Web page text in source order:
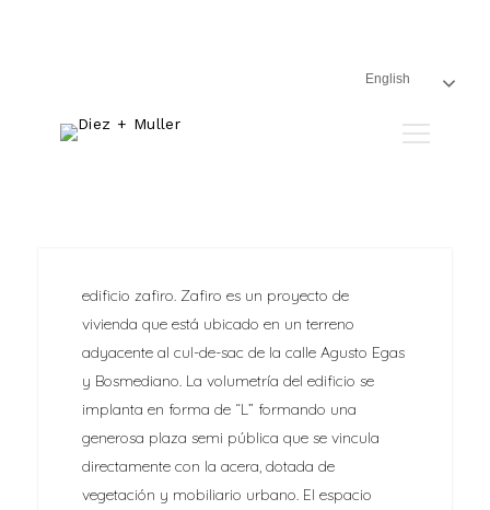
edificio zafiro. Zafiro es un proyecto de
vivienda que está ubicado en un terreno
adyacente al cul-de-sac de la calle Agusto Egas
y Bosmediano. La volumetría del edificio se
implanta en forma de “L” formando una
generosa plaza semi pública que se vincula
directamente con la acera, dotada de
vegetación y mobiliario urbano. El espacio
English